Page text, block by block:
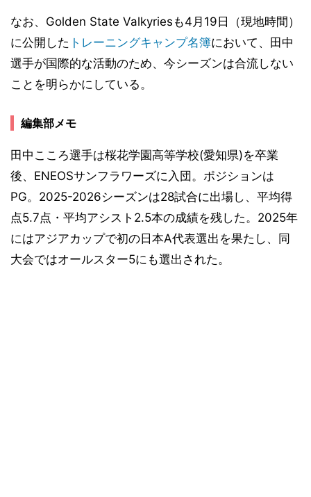
なお、Golden State Valkyriesも4月19日（現地時間）
に公開した トレーニングキャンプ名簿において、田中
選手が国際的な活動のため、今シーズンは合流しない
ことを明らかにしている。
編集部メモ
田中こころ選手は桜花学園高等学校(愛知県)を卒業
後、ENEOSサンフラワーズに入団。ポジションは
PG。2025-2026シーズンは28試合に出場し、平均得
点5.7点・平均アシスト2.5本の成績を残した。2025年
にはアジアカップで初の日本A代表選出を果たし、同
大会ではオールスター5にも選出された。